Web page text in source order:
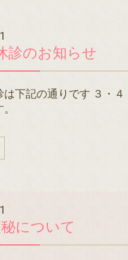
診のお知らせ
は下記の通りです ３
について